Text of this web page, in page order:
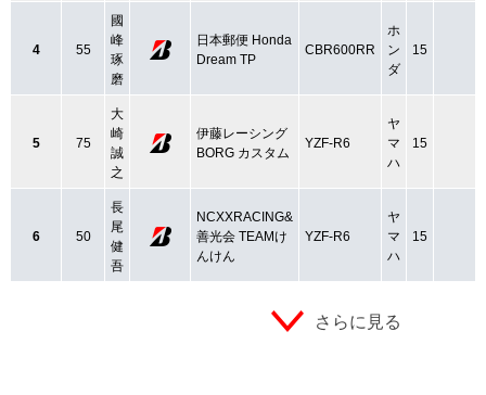
4 55
國
峰
琢
磨
日本郵便 Honda
Dream TP
CBR600RR
ホ
ン
ダ
15
5 75
大
崎
誠
之
伊藤レーシング
BORG カスタム
YZF-R6
ヤ
マ
ハ
15
6 50
長
尾
健
吾
NCXXRACING&
善光会 TEAMけ
んけん
YZF-R6
ヤ
マ
ハ
15
さらに見る